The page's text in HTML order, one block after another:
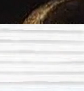
Veo AI動画ジェ